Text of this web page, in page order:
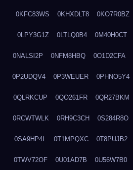
0KFC83WS 0KHXDLT8 0KO7R0BZ
0LPY3G1Z 0LTLQ0B4 0M40H0CT
0NALSI2P 0NFM8HBQ 0O1D2CFA
0P2UDQV4 0P3WEUER 0PHNO5Y4
0QLRKCUP 0QO261FR 0QR27BKM
0RCWTWLK 0RH9C3CH 0S284R8O
0SA9HP4L 0T1MPQXC 0T8PUJB2
0TWV72OF 0U01AD7B 0U56W7B0